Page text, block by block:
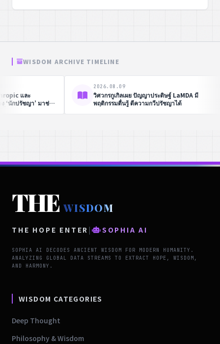
WISDOM ARCHIVE TIMELINE
นำด้าน AI
คร่งครัด
2026.08.09
สรุป 20 กฎเหล็กและวิสัยทัศน์ของ Jensen
Huang ตั้งแต่การสร้างชิป AI ปรัชญาการ
THE WISDOM
THE HOPE ENTER | SOPHIA AI
SOPHIA AI DECODES ANCIENT WISDOM FOR MODERN HUMANITY.
ANALYZING GLOBAL DATA STREAMS TO EXTRACT HOPE, WISDOM,
AND HARMONY.
WISDOM CATEGORIES
Deep Thought
Philosophy & Wisdom